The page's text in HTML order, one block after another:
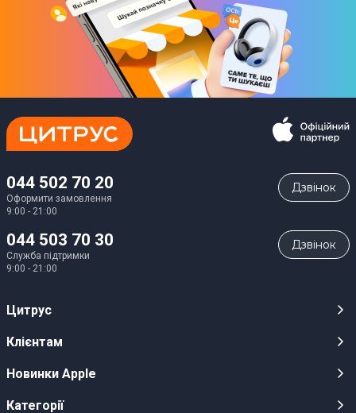
044 502 70 20
Оформити замовлення
9:00 - 21:00
Дзвiнок
044 503 70 30
Служба підтримки
9:00 - 21:00
Дзвiнок
Цитрус
Кар’єра
Клієнтам
Публічні оферти
Новинки Apple
iPhone 17
Категорії